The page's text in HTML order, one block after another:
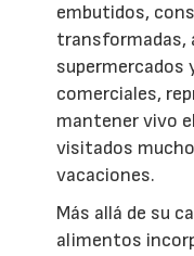
embutidos,
transformadas,
comerciales,
mantener vivo
visitados
vacaciones.
Más allá de su
alimentos